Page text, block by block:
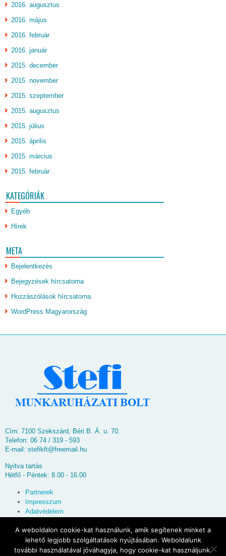
2016. augusztus
2016. május
2016. február
2016. január
2015. december
2015. november
2015. szeptember
2015. augusztus
2015. július
2015. április
2015. március
2015. február
KATEGÓRIÁK
Egyéb
Hírek
META
Bejelentkezés
Bejegyzések hírcsatorna
Hozzászólások hírcsatorna
WordPress Magyarország
Cím: 7100 Szekszárd, Béri B. Á. u. 70.
Telefon: 06 74 / 319 - 593
E-mail: stefikft@freemail.hu
Nyitva tartás
Hétfő - Péntek: 8.00 - 16.00
Partnerek
Impresszum
Adatvédelem
© 2026Stefi Munkaruházati Bolt
A weboldalon cookie-kat használunk, amik segítenek minket a
lehető legjobb szolgáltatások nyújtásában. Weboldalunk
további használatával jóváhagyja, hogy cookie-kat használjunk.